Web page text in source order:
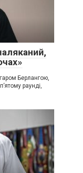
Берлангою,
раунді,